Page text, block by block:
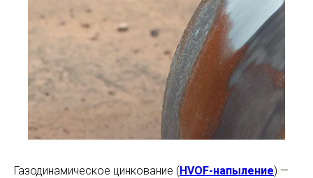
Газодинамическое цинкование (HVOF-напыление) —